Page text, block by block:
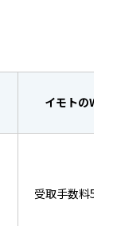
イモトのWiFi
受取手数料550